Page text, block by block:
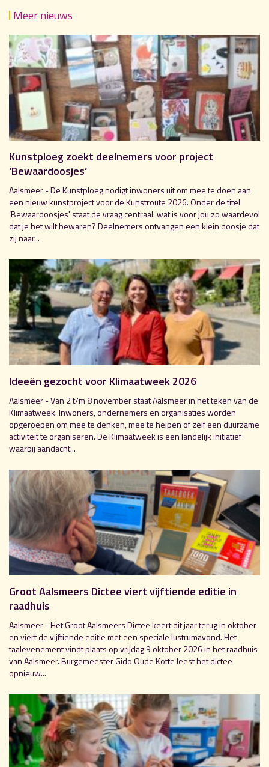
Meer nieuws
Kunstploeg zoekt deelnemers voor project
‘Bewaardoosjes’
Aalsmeer - De Kunstploeg nodigt inwoners uit om mee te doen aan
een nieuw kunstproject voor de Kunstroute 2026. Onder de titel
‘Bewaardoosjes' staat de vraag centraal: wat is voor jou zo waardevol
dat je het wilt bewaren? Deelnemers ontvangen een klein doosje dat
zij naar...
Ideeën gezocht voor Klimaatweek 2026
Aalsmeer - Van 2 t/m 8 november staat Aalsmeer in het teken van de
Klimaatweek. Inwoners, ondernemers en organisaties worden
opgeroepen om mee te denken, mee te helpen of zelf een duurzame
activiteit te organiseren. De Klimaatweek is een landelijk initiatief
waarbij aandacht...
Groot Aalsmeers Dictee viert vijftiende editie in
raadhuis
Aalsmeer - Het Groot Aalsmeers Dictee keert dit jaar terug in oktober
en viert de vijftiende editie met een speciale lustrumavond. Het
taalevenement vindt plaats op vrijdag 9 oktober 2026 in het raadhuis
van Aalsmeer. Burgemeester Gido Oude Kotte leest het dictee
opnieuw...